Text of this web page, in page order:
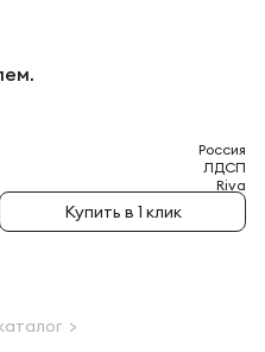
Купить в 1 клик
Россия
ЛДСП
Riva
>